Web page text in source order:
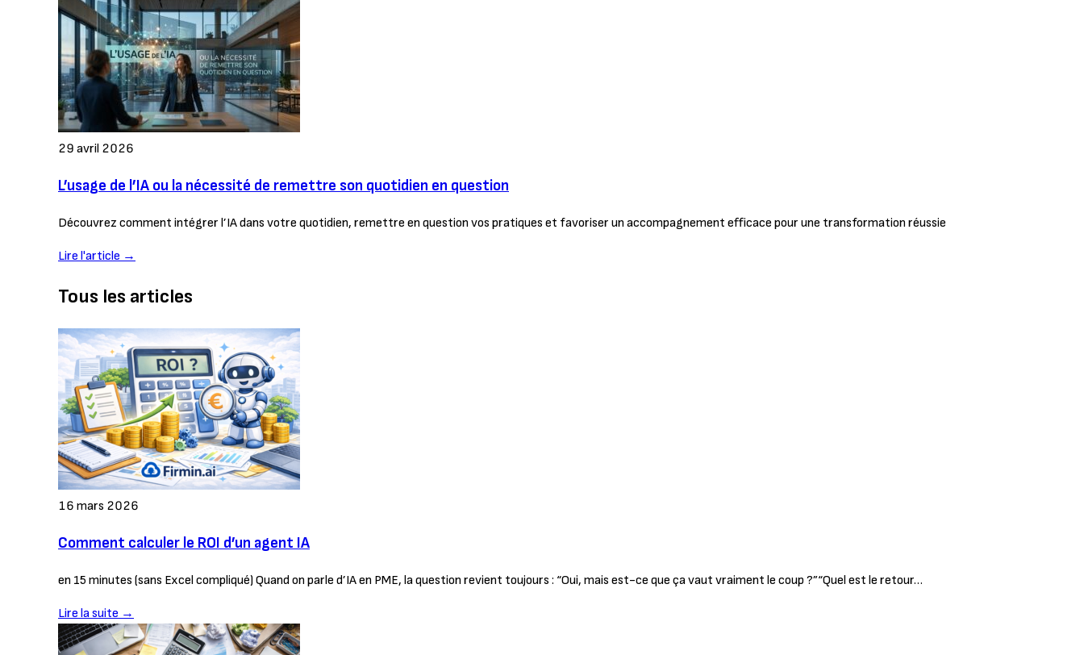
29 avril 2026
L’usage de l’IA ou la nécessité de remettre son quotidien en question
Découvrez comment intégrer l’IA dans votre quotidien, remettre en question vos pratiques et favoriser un accompagnement efficace pour une transformation réussie
Lire l'article →
Tous les articles
16 mars 2026
Comment calculer le ROI d’un agent IA
en 15 minutes (sans Excel compliqué) Quand on parle d’IA en PME, la question revient toujours : “Oui, mais est-ce que ça vaut vraiment le coup ?”“Quel est le retour…
Lire la suite →